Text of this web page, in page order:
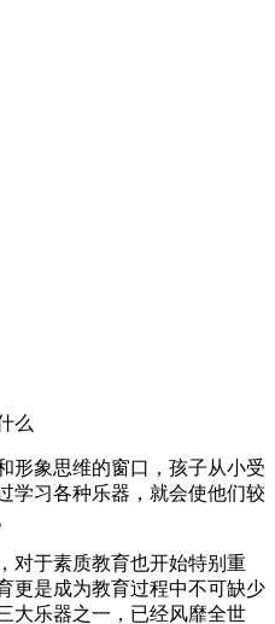
么
形象思维的窗口，孩子从小受
学习各种乐器，就会使他们较
对于素质教育也开始特别重
更是成为教育过程中不可缺少
大乐器之一，已经风靡全世